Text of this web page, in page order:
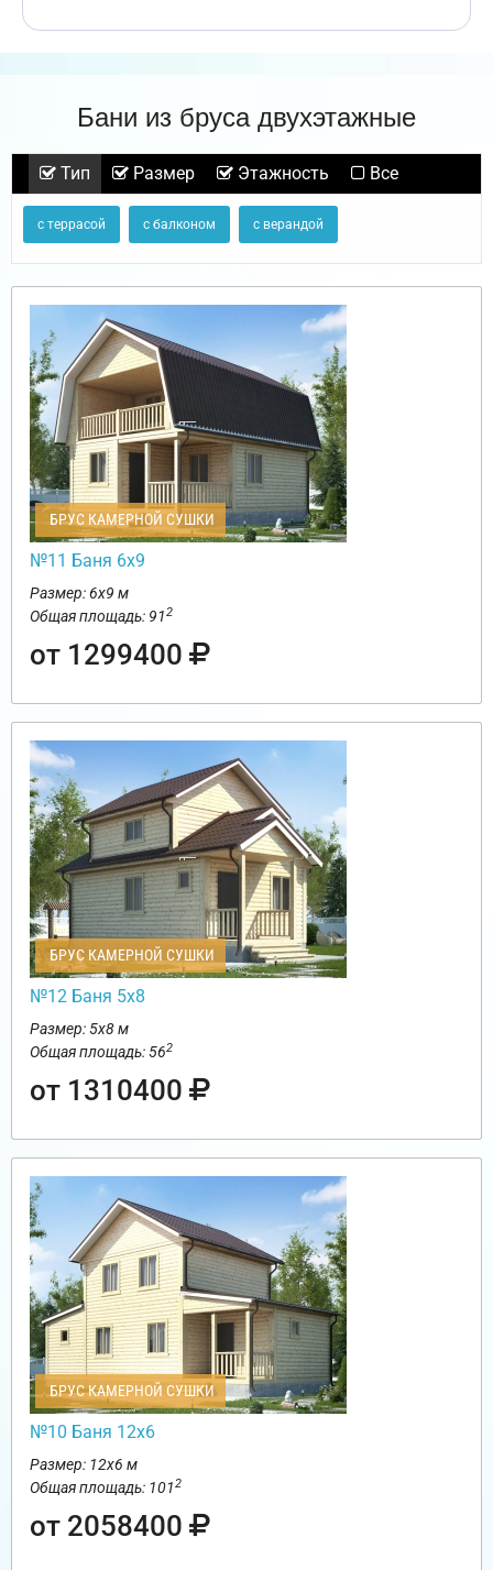
Бани из бруса двухэтажные
Тип Размер Этажность Все
с террасой с балконом с верандой
БРУС КАМЕРНОЙ СУШКИ
№11 Баня 6х9
Размер: 6х9 м
Общая площадь: 912
от 1299400
БРУС КАМЕРНОЙ СУШКИ
№12 Баня 5х8
Размер: 5х8 м
Общая площадь: 562
от 1310400
БРУС КАМЕРНОЙ СУШКИ
№10 Баня 12х6
Размер: 12х6 м
Общая площадь: 1012
от 2058400